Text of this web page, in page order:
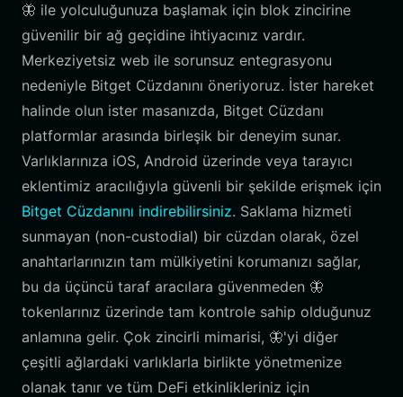
🦋 ile yolculuğunuza başlamak için blok zincirine
güvenilir bir ağ geçidine ihtiyacınız vardır.
Merkeziyetsiz web ile sorunsuz entegrasyonu
nedeniyle Bitget Cüzdanını öneriyoruz. İster hareket
halinde olun ister masanızda, Bitget Cüzdanı
platformlar arasında birleşik bir deneyim sunar.
Varlıklarınıza iOS, Android üzerinde veya tarayıcı
eklentimiz aracılığıyla güvenli bir şekilde erişmek için
Bitget Cüzdanını indirebilirsiniz. Saklama hizmeti
sunmayan (non-custodial) bir cüzdan olarak, özel
anahtarlarınızın tam mülkiyetini korumanızı sağlar,
bu da üçüncü taraf aracılara güvenmeden 🦋
tokenlarınız üzerinde tam kontrole sahip olduğunuz
anlamına gelir. Çok zincirli mimarisi, 🦋'yi diğer
çeşitli ağlardaki varlıklarla birlikte yönetmenize
olanak tanır ve tüm DeFi etkinlikleriniz için